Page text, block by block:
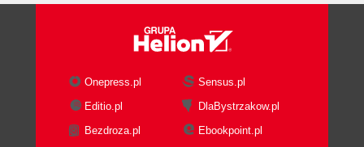
Onepress.pl
Sensus.pl
Editio.pl
DlaBystrzakow.pl
Bezdroza.pl
Ebookpoint.pl